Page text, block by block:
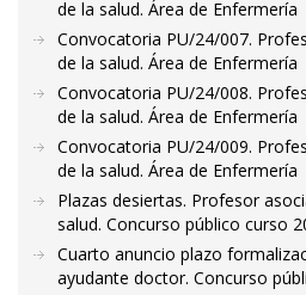
de la salud. Área de Enfermería
Convocatoria PU/24/007.
de la salud. Área de Enfermería
Convocatoria PU/24/008.
de la salud. Área de Enfermería
Convocatoria PU/24/009.
de la salud. Área de Enfermería
Plazas desiertas. Profesor
salud. Concurso público curso
Cuarto anuncio plazo
ayudante doctor. Concurso